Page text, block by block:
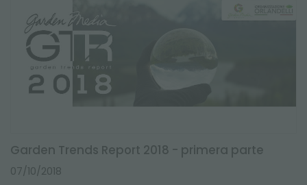
Garden Trends Report 2018 - primera parte
07/10/2018